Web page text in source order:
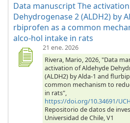
Data manuscript The
Dehydrogenase 2 (ALDH2) by
rbiprofen as a common
alco-hol intake in rats
21 ene. 2026
Rivera, Mario, 2026, "Data
activation of Aldehyde
(ALDH2) by Alda-1 and
common mechanism to
in rats",
https://doi.org/10.34691/
Repositorio de datos de
Universidad de Chile, V1